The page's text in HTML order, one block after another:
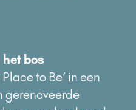
bos
to Be’ in een
gerenoveerde